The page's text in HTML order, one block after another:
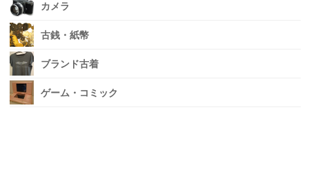
カメラ
古銭・紙幣
ブランド古着
ゲーム・コミック